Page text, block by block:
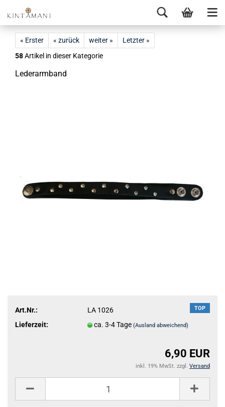
« Erster « zurück weiter »
Letzter »
58Artikel in dieser Kategorie
Le­der­arm­band
TOP
Art.Nr.:
LA 1026
Lieferzeit:
ca. 3-4 Tage(Ausland abweichend)
6,90 EUR
inkl. 19% MwSt. zzgl. Versand